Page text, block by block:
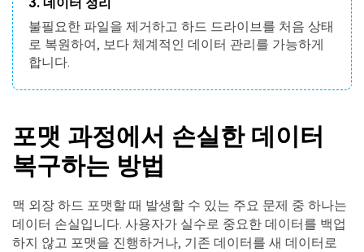
3. 데이터 정리
불필요한 파일을 제거하고 하드 드라이브를 처음 상태
로 복원하여, 보다 체계적인 데이터 관리를 가능하게
합니다.
포맷 과정에서 손실한 데이터
복구하는 방법
맥 외장 하드 포맷할 때 발생할 수 있는 주요 문제 중 하나는
데이터 손실입니다. 사용자가 실수로 중요한 데이터를 백업
하지 않고 포맷을 진행하거나, 기존 데이터를 새 데이터로